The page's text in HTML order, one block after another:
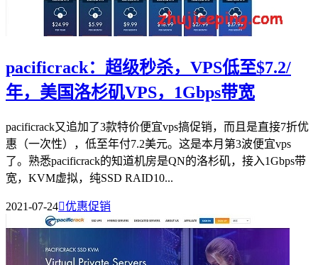
pacificrack：超级秒杀，VPS低至$7.2/
年，美国洛杉矶VPS，1Gbps带宽
pacificrack又追加了3款特价便宜vps搞促销，而且是直接7折优
惠（一次性），低至年付7.2美元。这是本月第3波便宜vps
了。熟悉pacificrack的知道机房是QN的洛杉矶，接入1Gbps带
宽，KVM虚拟，纯SSD RAID10...
2021-07-24优惠促销